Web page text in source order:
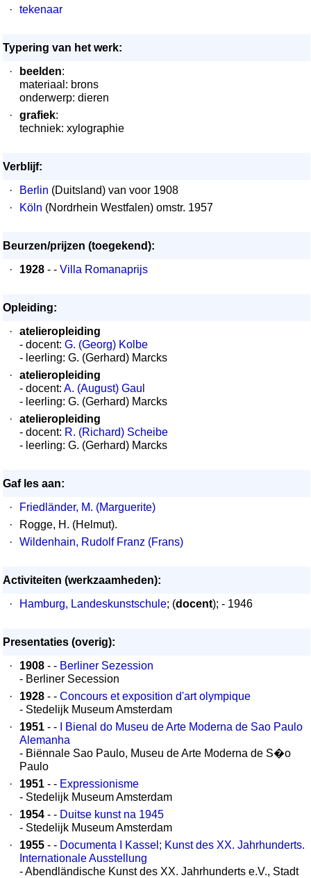
·
tekenaar
Typering van het werk:
·
beelden:
materiaal: brons
onderwerp: dieren
·
grafiek:
techniek: xylographie
Verblijf:
·
Berlin (Duitsland) van voor 1908
·
Köln (Nordrhein Westfalen) omstr. 1957
Beurzen/prijzen (toegekend):
·
1928 - - Villa Romanaprijs
Opleiding:
·
atelieropleiding
- docent: G. (Georg) Kolbe
- leerling: G. (Gerhard) Marcks
·
atelieropleiding
- docent: A. (August) Gaul
- leerling: G. (Gerhard) Marcks
·
atelieropleiding
- docent: R. (Richard) Scheibe
- leerling: G. (Gerhard) Marcks
Gaf les aan:
·
Friedländer, M. (Marguerite)
·
Rogge, H. (Helmut).
·
Wildenhain, Rudolf Franz (Frans)
Activiteiten (werkzaamheden):
·
Hamburg, Landeskunstschule; (docent); - 1946
Presentaties (overig):
·
1908 - - Berliner Sezession
- Berliner Secession
·
1928 - - Concours et exposition d'art olympique
- Stedelijk Museum Amsterdam
·
1951 - -
I Bienal do Museu de Arte Moderna de Sao Paulo
Alemanha
- Biënnale Sao Paulo, Museu de Arte Moderna de S�o
Paulo
·
1951 - - Expressionisme
- Stedelijk Museum Amsterdam
·
1954 - - Duitse kunst na 1945
- Stedelijk Museum Amsterdam
·
1955 - - Documenta I Kassel; Kunst des XX. Jahrhunderts.
Internationale Ausstellung
- Abendländische Kunst des XX. Jahrhunderts e.V., Stadt